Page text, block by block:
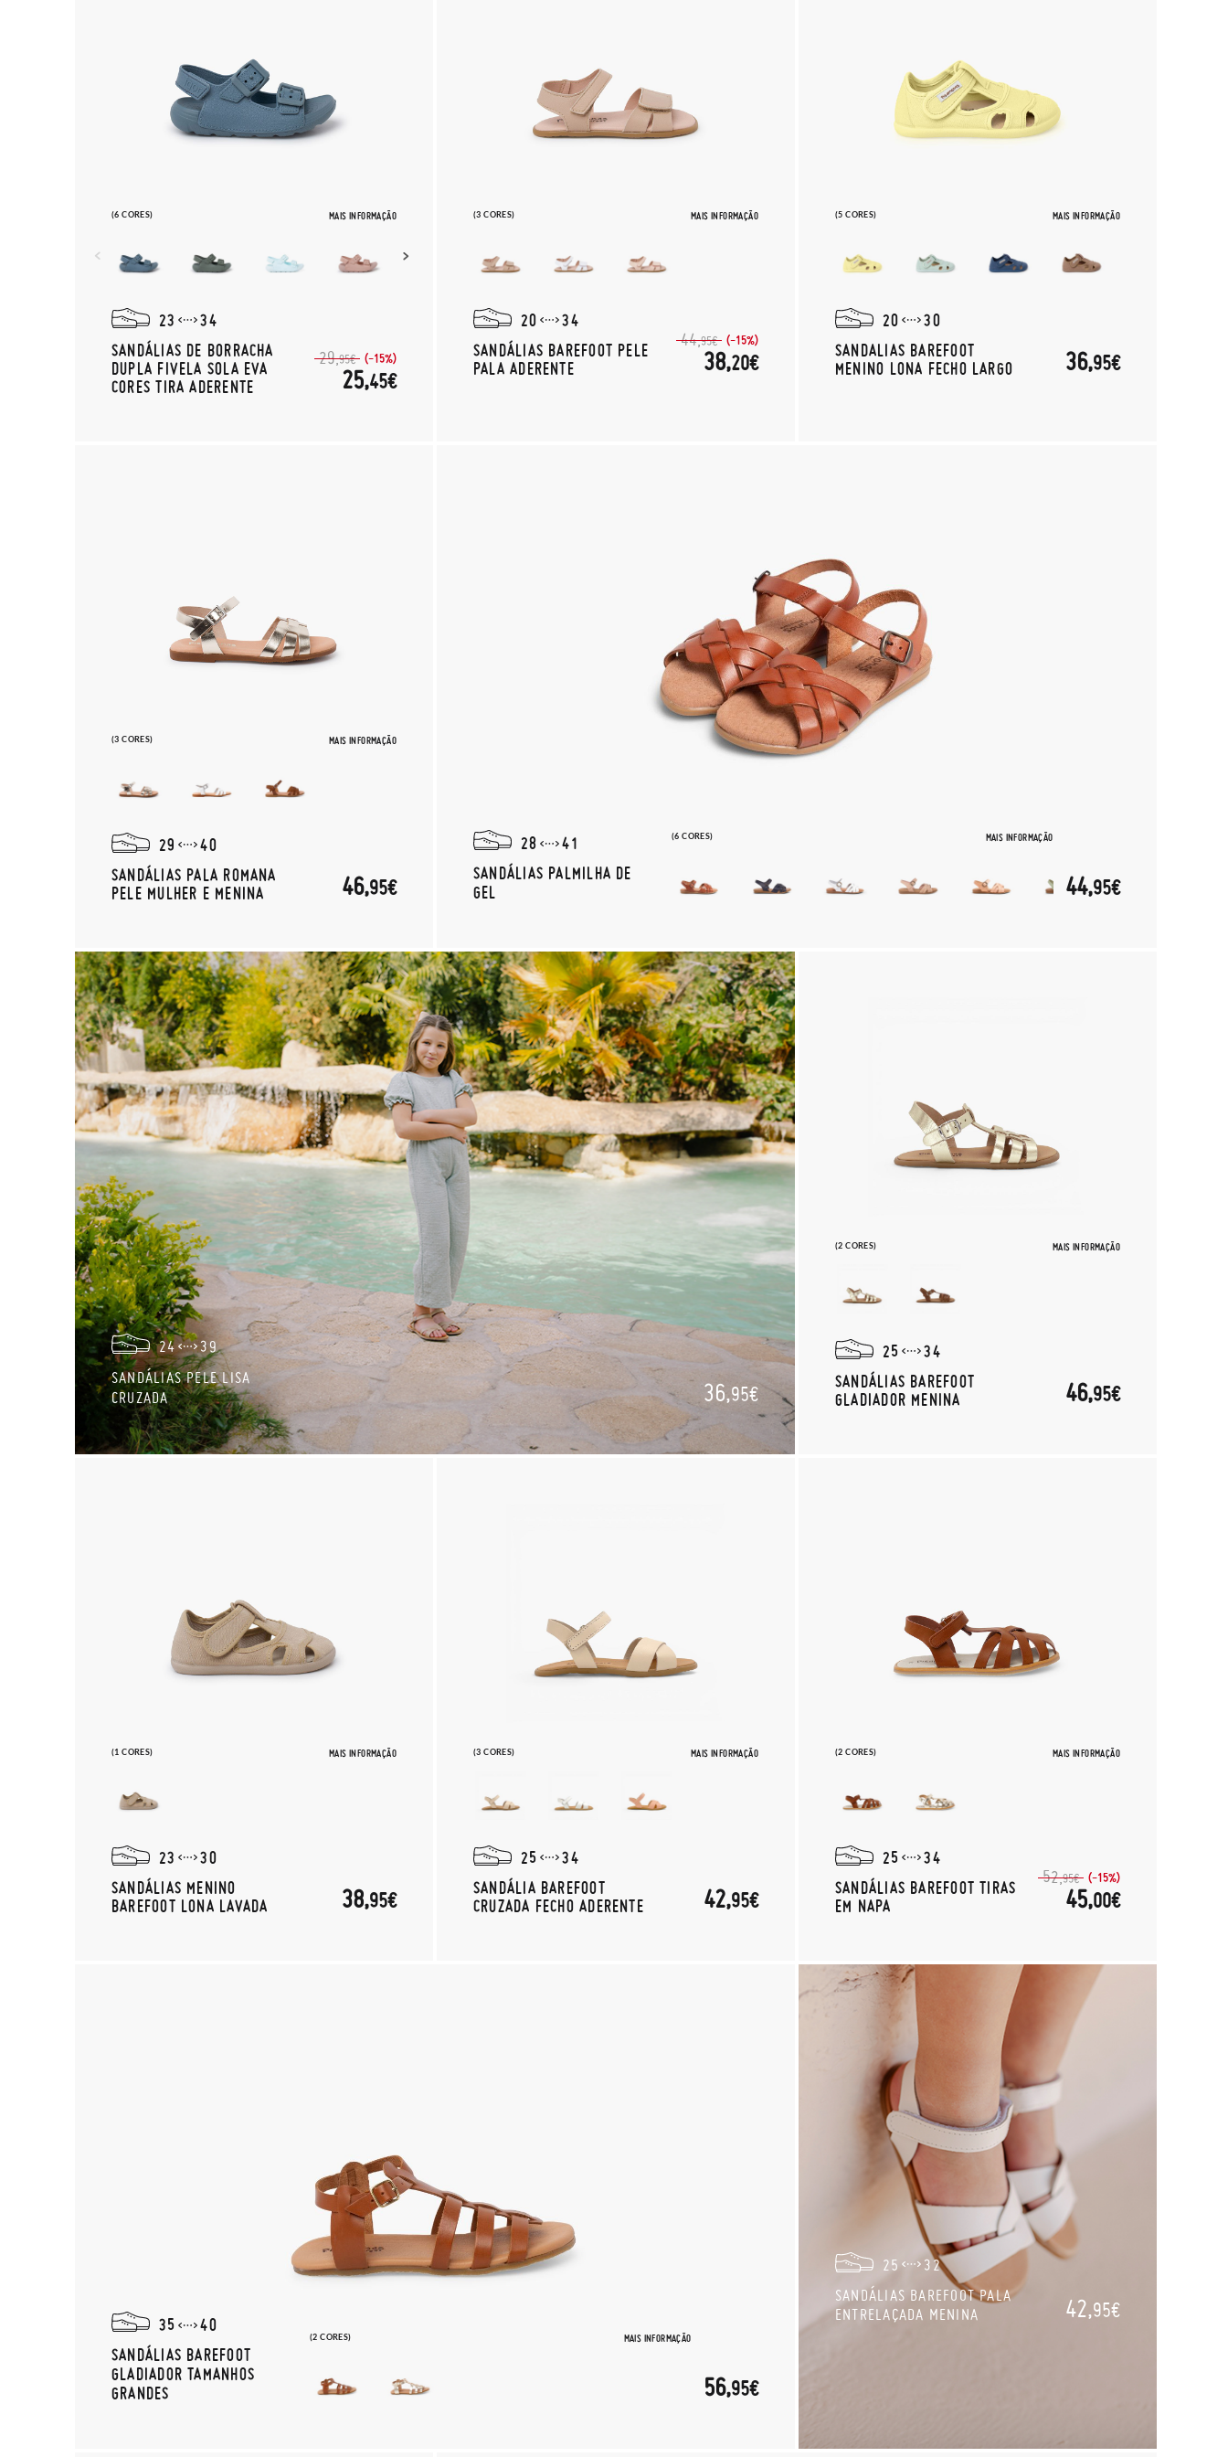
(6 CORES) MAIS INFORMAÇÃO
23
34
SANDÁLIAS DE BORRACHA
DUPLA FIVELA SOLA EVA
CORES TIRA ADERENTE
29,95€ (-15%)
25,45€
(3 CORES) MAIS INFORMAÇÃO
20
34
SANDÁLIAS BAREFOOT PELE
PALA ADERENTE
44,95€ (-15%)
38,20€
(5 CORES) MAIS INFORMAÇÃO
20
30
SANDALIAS BAREFOOT
MENINO LONA FECHO LARGO
36,95€
(3 CORES) MAIS INFORMAÇÃO
29
40
SANDÁLIAS PALA ROMANA
PELE MULHER E MENINA
46,95€
(6 CORES) MAIS INFORMAÇÃO
28
41
SANDÁLIAS PALMILHA DE
GEL
44,95€
24
39
SANDÁLIAS PELE LISA
CRUZADA
36,95€
(2 CORES) MAIS INFORMAÇÃO
25
34
SANDÁLIAS BAREFOOT
GLADIADOR MENINA
46,95€
(1 CORES) MAIS INFORMAÇÃO
23
30
SANDÁLIAS MENINO
BAREFOOT LONA LAVADA
38,95€
(3 CORES) MAIS INFORMAÇÃO
25
34
SANDÁLIA BAREFOOT
CRUZADA FECHO ADERENTE
42,95€
(2 CORES) MAIS INFORMAÇÃO
25
34
SANDÁLIAS BAREFOOT TIRAS
EM NAPA
52,95€ (-15%)
45,00€
(2 CORES) MAIS INFORMAÇÃO
35
40
SANDÁLIAS BAREFOOT
GLADIADOR TAMANHOS
GRANDES
56,95€
25
32
SANDÁLIAS BAREFOOT PALA
ENTRELAÇADA MENINA
42,95€